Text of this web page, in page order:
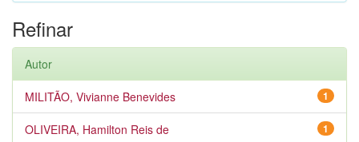
Refinar
Autor
1
MILITÃO, Vivianne Benevides
1
OLIVEIRA, Hamilton Reis de